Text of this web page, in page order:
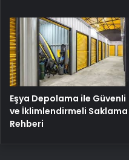
Eşya Depolama ile Güvenli
ve İklimlendirmeli Saklama
Rehberi